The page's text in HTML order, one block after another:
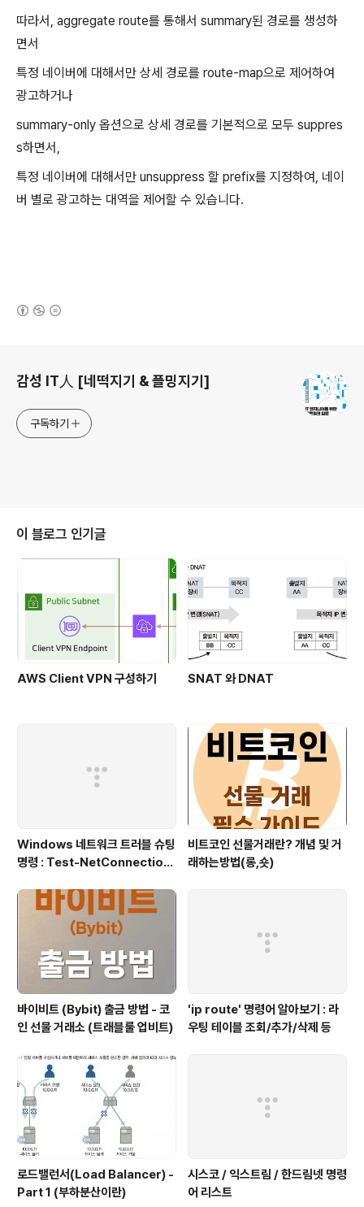
따라서, aggregate route를 통해서 summary된 경로를 생성하
면서
특정 네이버에 대해서만 상세 경로를 route-map으로 제어하여
광고하거나
summary-only 옵션으로 상세 경로를 기본적으로 모두 suppres
s하면서,
특정 네이버에 대해서만 unsuppress 할 prefix를 지정하여, 네이
버 별로 광고하는 대역을 제어할 수 있습니다.
감성 IT人 [네떡지기 & 플밍지기]
구독하기
이 블로그 인기글
AWS Client VPN 구성하기 SNAT 와 DNAT
Windows 네트워크 트러블 슈팅
명령 : Test-NetConnection
비트코인 선물거래란? 개념 및 거
래하는방법(롱,숏)
바이비트 (Bybit) 출금 방법 - 코
인 선물 거래소 (트래블룰 업비트)
'ip route' 명령어 알아보기 : 라
우팅 테이블 조회/추가/삭제 등
로드밸런서(Load Balancer) -
Part 1 (부하분산이란)
시스코 / 익스트림 / 한드림넷 명령
어 리스트